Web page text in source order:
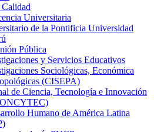
Universitaria
de la Pontificia Universidad
Pública
y Servicios Educativos
Sociológicas, Económica
(CISEPA)
de Ciencia, Tecnología e Innovación
Humano de América Latina